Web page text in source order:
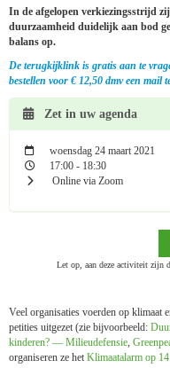
In de afgelopen verkiezingsstrijd
duurzaamheid duidelijk aan bod
balans op.
De terugkijklink is gratis aan te
bestellen voor € 12,50 dmv een mail
Zet in uw agenda
woensdag 24 maart 2021
17:00 - 18:30
Online via Zoom
Let op, aan deze activiteit zijn
Veel organisaties voerden op klimaat
petities uitgezet (zie bijvoorbeeld:
kinderen? — Milieudefensie,
organiseren ze het Klimaatalarm op